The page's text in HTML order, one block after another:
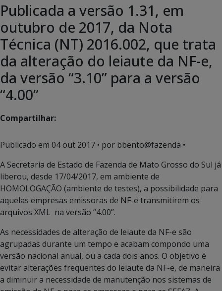
Publicada a versão 1.31, em
outubro de 2017, da Nota
Técnica (NT) 2016.002, que trata
da alteração do leiaute da NF-e,
da versão “3.10” para a versão
“4.00”
Compartilhar:
Publicado em 04 out 2017 • por bbento@fazenda •
A Secretaria de Estado de Fazenda de Mato Grosso do Sul já
liberou, desde 17/04/2017, em ambiente de
HOMOLOGAÇÃO (ambiente de testes), a possibilidade para
aquelas empresas emissoras de NF-e transmitirem os
arquivos XML na versão “4.00”.
As necessidades de alteração de leiaute da NF-e são
agrupadas durante um tempo e acabam compondo uma
versão nacional anual, ou a cada dois anos. O objetivo é
evitar alterações frequentes do leiaute da NF-e, de maneira
a diminuir a necessidade de manutenção nos sistemas de